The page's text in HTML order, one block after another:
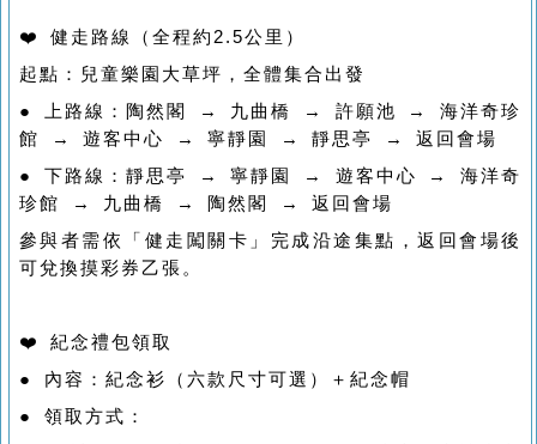
❤️ 健走路線（全程約2.5公里）
起點：兒童樂園大草坪，全體集合出發
● 上路線：陶然閣 → 九曲橋 → 許願池 → 海洋奇珍
館 → 遊客中心 → 寧靜園 → 靜思亭 → 返回會場
● 下路線：靜思亭 → 寧靜園 → 遊客中心 → 海洋奇
珍館 → 九曲橋 → 陶然閣 → 返回會場
參與者需依「健走闖關卡」完成沿途集點，返回會場後
可兌換摸彩券乙張。
❤️ 紀念禮包領取
● 內容：紀念衫（六款尺寸可選）＋紀念帽
● 領取方式：